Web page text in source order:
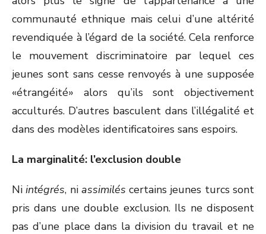
communauté ethnique mais celui d’une altérité
revendiquée à l’égard de la société. Cela renforce
le mouvement discriminatoire par lequel ces
jeunes sont sans cesse renvoyés à une supposée
«étrangéité» alors qu’ils sont objectivement
acculturés. D’autres basculent dans l’illégalité et
dans des modèles identificatoires sans espoirs.
La marginalité: l’exclusion double
Niintégrés, ni assimilés certains jeunes turcs sont
pris dans une double exclusion. Ils ne disposent
pas d’une place dans la division du travail et ne